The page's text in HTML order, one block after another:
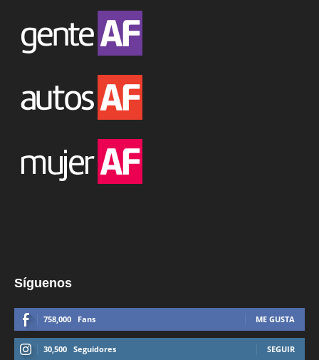
Síguenos
758,000 Fans ME GUSTA
30,500 Seguidores SEGUIR